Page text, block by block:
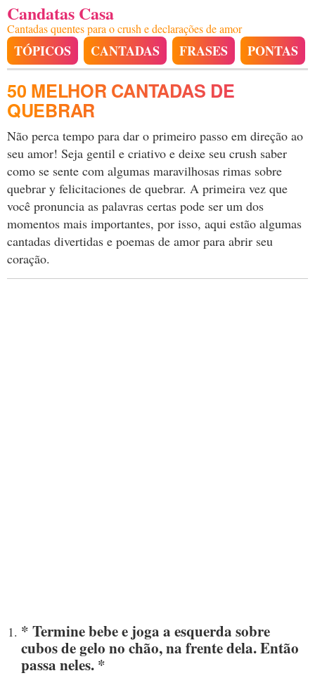
Candatas Casa
Cantadas quentes para o crush e declarações de amor
TÓPICOS CANTADAS FRASES PONTAS
50 MELHOR CANTADAS DE
QUEBRAR
Não perca tempo para dar o primeiro passo em direção ao
seu amor! Seja gentil e criativo e deixe seu crush saber
como se sente com algumas maravilhosas rimas sobre
quebrar y felicitaciones de quebrar. A primeira vez que
você pronuncia as palavras certas pode ser um dos
momentos mais importantes, por isso, aqui estão algumas
cantadas divertidas e poemas de amor para abrir seu
coração.
* Termine bebe e joga a esquerda sobre
cubos de gelo no chão, na frente dela. Então
passa neles. *